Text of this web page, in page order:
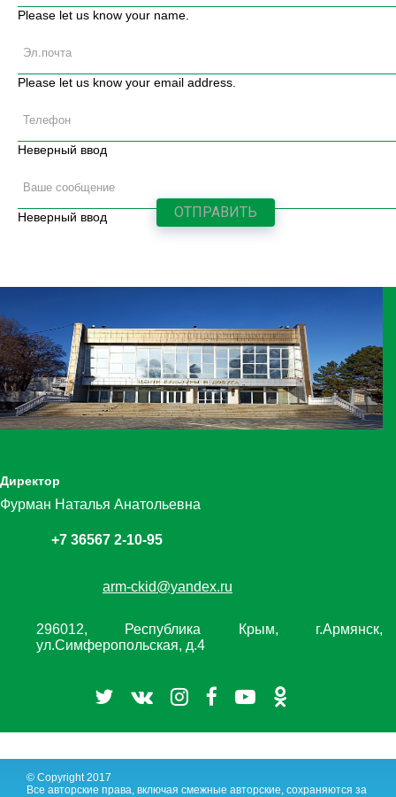
Please let us know your name.
Please let us know your email address.
Неверный ввод
Неверный ввод
Директор
Фурман Наталья Анатольевна
+7 36567 2-10-95
arm-ckid@yandex.ru
296012, Республика Крым, г.Армянск,
ул.Симферопольская, д.4
© Copyright 2017
Все авторские права, включая смежные авторские, сохраняются за